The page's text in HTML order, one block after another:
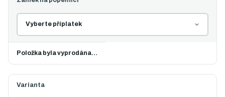
Položka byla vyprodána…
Varianta